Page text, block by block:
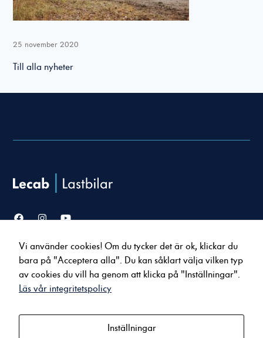
25 november 2020
Till alla nyheter
Försäljning
Lastbilar
Bussar
Service & verkstad
Serviceavtal
Tillbehör & reservdelar
Kontakt
Vi använder cookies! Om du tycker det är ok, klickar du
bara på "Acceptera alla". Du kan såklart välja vilken typ
av cookies du vill ha genom att klicka på "Inställningar".
Läs vår integritetspolicy
Inställningar
välja bort. De
hemsidan över
huvud taget
ska fungera.
kunna